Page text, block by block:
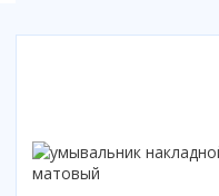
Способ открывания
С раздвижной дверью